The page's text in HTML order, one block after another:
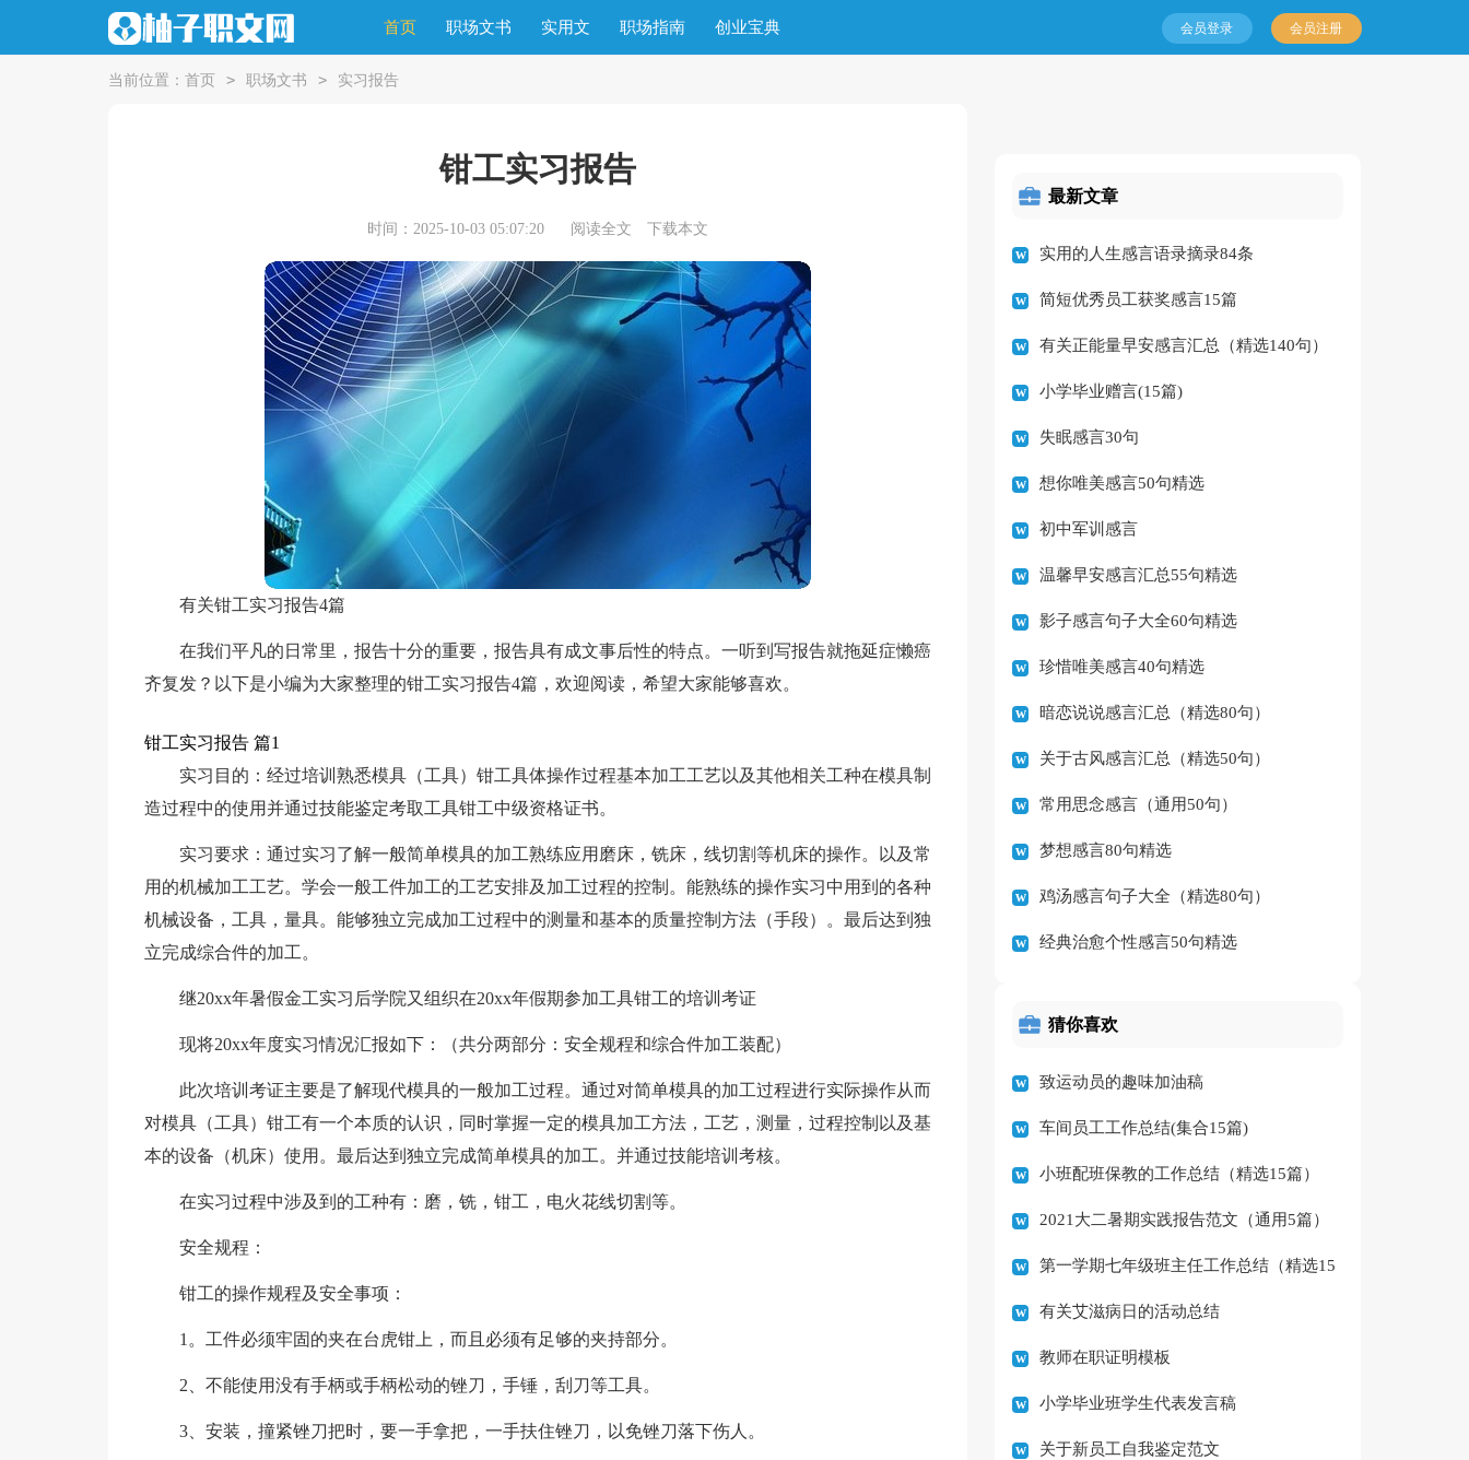
首页 职场文书 实用文 职场指南 创业宝典 会员登录 会员注册
当前位置： 首页 > 职场文书 > 实习报告
钳工实习报告
时间：2025-10-03 05:07:20 阅读全文 下载本文
有关钳工实习报告4篇
在我们平凡的日常里，报告十分的重要，报告具有成文事后性的特点。一听到写报告就拖延症懒癌
齐复发？以下是小编为大家整理的钳工实习报告4篇，欢迎阅读，希望大家能够喜欢。
钳工实习报告 篇1
实习目的：经过培训熟悉模具（工具）钳工具体操作过程基本加工工艺以及其他相关工种在模具制
造过程中的使用并通过技能鉴定考取工具钳工中级资格证书。
实习要求：通过实习了解一般简单模具的加工熟练应用磨床，铣床，线切割等机床的操作。以及常
用的机械加工工艺。学会一般工件加工的工艺安排及加工过程的控制。能熟练的操作实习中用到的各种
机械设备，工具，量具。能够独立完成加工过程中的测量和基本的质量控制方法（手段）。最后达到独
立完成综合件的加工。
继20xx年暑假金工实习后学院又组织在20xx年假期参加工具钳工的培训考证
现将20xx年度实习情况汇报如下：（共分两部分：安全规程和综合件加工装配）
此次培训考证主要是了解现代模具的一般加工过程。通过对简单模具的加工过程进行实际操作从而
对模具（工具）钳工有一个本质的认识，同时掌握一定的模具加工方法，工艺，测量，过程控制以及基
本的设备（机床）使用。最后达到独立完成简单模具的加工。并通过技能培训考核。
在实习过程中涉及到的工种有：磨，铣，钳工，电火花线切割等。
安全规程：
钳工的操作规程及安全事项：
1。工件必须牢固的夹在台虎钳上，而且必须有足够的夹持部分。
2、不能使用没有手柄或手柄松动的锉刀，手锤，刮刀等工具。
3、安装，撞紧锉刀把时，要一手拿把，一手扶住锉刀，以免锉刀落下伤人。
最新文章
实用的人生感言语录摘录84条
简短优秀员工获奖感言15篇
有关正能量早安感言汇总（精选140句）
小学毕业赠言(15篇)
失眠感言30句
想你唯美感言50句精选
初中军训感言
温馨早安感言汇总55句精选
影子感言句子大全60句精选
珍惜唯美感言40句精选
暗恋说说感言汇总（精选80句）
关于古风感言汇总（精选50句）
常用思念感言（通用50句）
梦想感言80句精选
鸡汤感言句子大全（精选80句）
经典治愈个性感言50句精选
猜你喜欢
致运动员的趣味加油稿
车间员工工作总结(集合15篇)
小班配班保教的工作总结（精选15篇）
2021大二暑期实践报告范文（通用5篇）
第一学期七年级班主任工作总结（精选15
篇）有关艾滋病日的活动总结
教师在职证明模板
小学毕业班学生代表发言稿
关于新员工自我鉴定范文